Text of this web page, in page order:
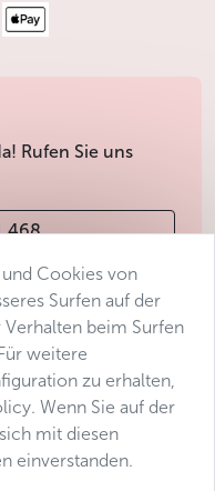
Rufen Sie uns
468
Cookies von
Surfen auf der
beim Surfen
weitere
zu erhalten,
Wenn Sie auf der
mit diesen
einverstanden.